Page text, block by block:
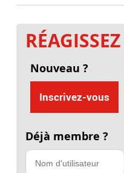
RÉAGISSEZ
Nouveau ?
Inscrivez-vous
Déjà membre ?